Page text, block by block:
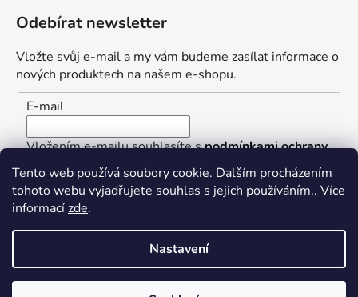
Tento web používá soubory cookie. Dalším procházením
tohoto webu vyjadřujete souhlas s jejich používáním.. Více
informacízde.
Nastavení
Odebírat newsletter
Vložte svůj e-mail a my vám budeme zasílat informace o
nových produktech na našem e-shopu.
E-mail
Vložením e-mailu souhlasíte spodmínkami ochrany
osobních údajů
PŘIHLÁSIT SE
Vytvořil Shoptet